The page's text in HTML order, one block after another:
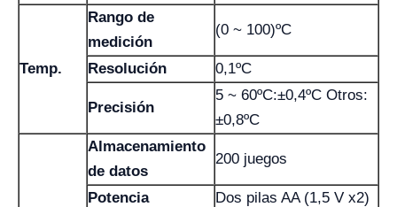
Temp.
Rango de
medición
(0 ~ 100)ºC
Resolución 0,1ºC
Precisión
5 ~ 60ºC:±0,4ºC Otros:
±0,8ºC
Almacenamiento
de datos
200 juegos
Potencia
Dos pilas AA (1,5 V x2)